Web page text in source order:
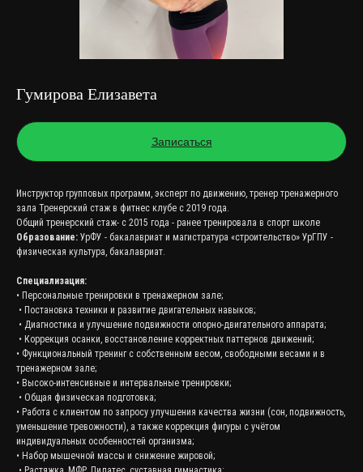
Гумирова Елизавета
Записаться
Инструктор групповых программ, эксперт по движению, тренер тренажерного
зала Тренерский стаж в фитнес клубе с 2019 года.
Общий тренерский стаж- с 2015 года - ранее тренировала в спорт школе
Образование: УрФУ - бакалавриат и магистратура «строительство» УрГПУ -
физическая культура, бакалавриат.
Специализация:
• Персональные тренировки в тренажерном зале;
• Постановка техники и развитие двигательных навыков;
• Диагностика и улучшение подвижности опорно-двигательного аппарата;
• Коррекция осанки, восстановление корректных паттернов движений;
• Функциональный тренинг с собственным весом, свободными весами и в
тренажерном зале;
• Высоко-интенсивные и интервальные тренировки;
• Общая физическая подготовка;
• Работа с клиентом по запросу улучшения качества жизни (сон, подвижность,
уменьшение тревожности), а также коррекция фигуры с учётом
индивидуальных особенностей организма;
• Набор мышечной массы и снижение жировой;